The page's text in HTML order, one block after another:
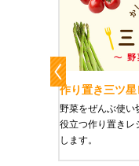
作り置き三ツ
野菜をぜんぶ使い
役立つ作り置きレ
します。